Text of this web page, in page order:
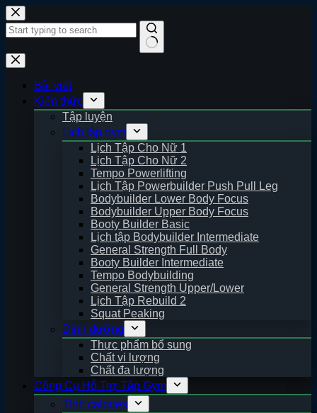
Skip
to
content
No
results
Bài viết
Kiến thức
Tập luyện
Lịch tập gym
Lịch Tập Cho Nữ 1
Lịch Tập Cho Nữ 2
Tempo Powerlifting
Lịch Tập Powerbuilder Push Pull Leg
Bodybuilder Lower Body Focus
Bodybuilder Upper Body Focus
Booty Builder Basic
Lịch tập Bodybuilder Intermediate
General Strength Full Body
Booty Builder Intermediate
Tempo Bodybuilding
General Strength Upper/Lower
Lịch Tập Rebuild 2
Squat Peaking
Dinh dưỡng
Thực phẩm bổ sung
Chất vi lượng
Chất đa lượng
Công Cụ Hỗ Trợ Tập Gym
Tính calories